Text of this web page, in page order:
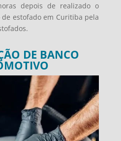
depois de realizado o
estofado em Curitiba pela
DE BANCO